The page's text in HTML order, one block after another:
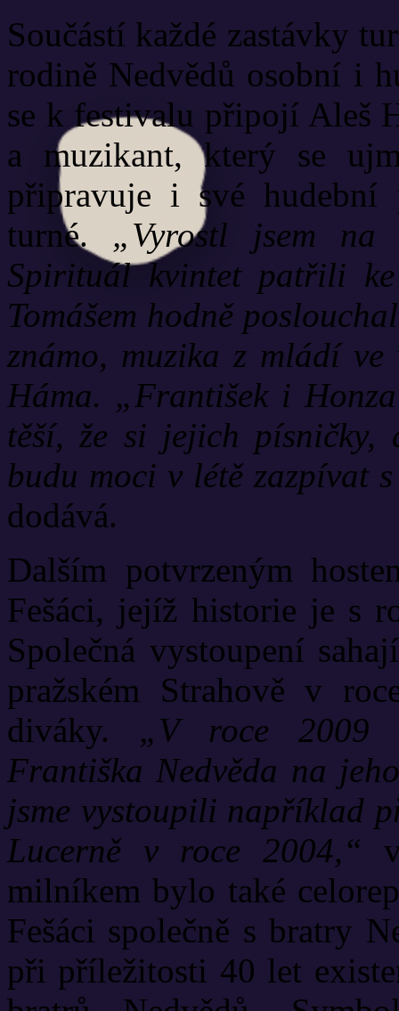
Součástí každé zastávky
rodině Nedvědů osobní i
se k festivalu připojí Aleš
a muzikant, který se
připravuje i své hudební
turné. „Vyrostl jsem na
Spirituál kvintet patřili
Tomášem hodně
známo, muzika z mládí
Háma. „František i
těší, že si jejich písničky,
budu moci v létě zazpívat
dodává.
Dalším potvrzeným
Fešáci, jejíž historie je s
Společná vystoupení
pražském Strahově v
diváky. „V roce 2009
Františka Nedvěda na
jsme vystoupili například
Lucerně v roce 2004,“
milníkem bylo také
Fešáci společně s bratry
při příležitosti 40 let